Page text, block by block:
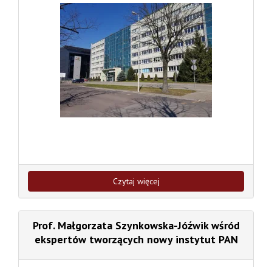
Czytaj więcej
Prof. Małgorzata Szynkowska-Jóźwik wśród
ekspertów tworzących nowy instytut PAN